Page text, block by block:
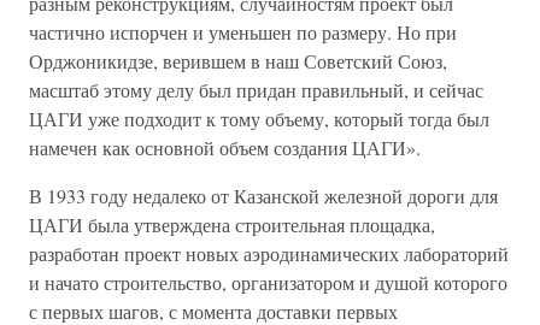
частично испорчен и уменьшен по размеру. Но при
Орджоникидзе, верившем в наш Советский Союз,
масштаб этому делу был придан правильный, и сейчас
ЦАГИ уже подходит к тому объему, который тогда был
намечен как основной объем создания ЦАГИ».
В 1933 году недалеко от Казанской железной дороги для
ЦАГИ была утверждена строительная площадка,
разработан проект новых аэродинамических лабораторий
и начато строительство, организатором и душой которого
с первых шагов, с момента доставки первых